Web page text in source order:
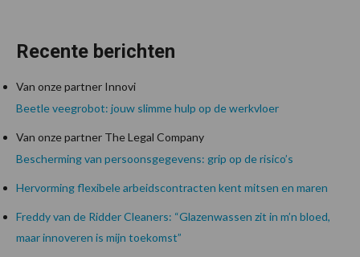
Recente berichten
Van onze partner Innovi
Beetle veegrobot: jouw slimme hulp op de werkvloer
Van onze partner The Legal Company
Bescherming van persoonsgegevens: grip op de risico’s
Hervorming flexibele arbeidscontracten kent mitsen en maren
Freddy van de Ridder Cleaners: “Glazenwassen zit in m’n bloed,
maar innoveren is mijn toekomst”